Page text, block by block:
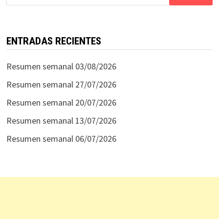
ENTRADAS RECIENTES
Resumen semanal 03/08/2026
Resumen semanal 27/07/2026
Resumen semanal 20/07/2026
Resumen semanal 13/07/2026
Resumen semanal 06/07/2026